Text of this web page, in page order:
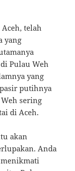
telah
yang
Pulau Weh
yang
putihnya
sering
di Aceh.
akan
Anda